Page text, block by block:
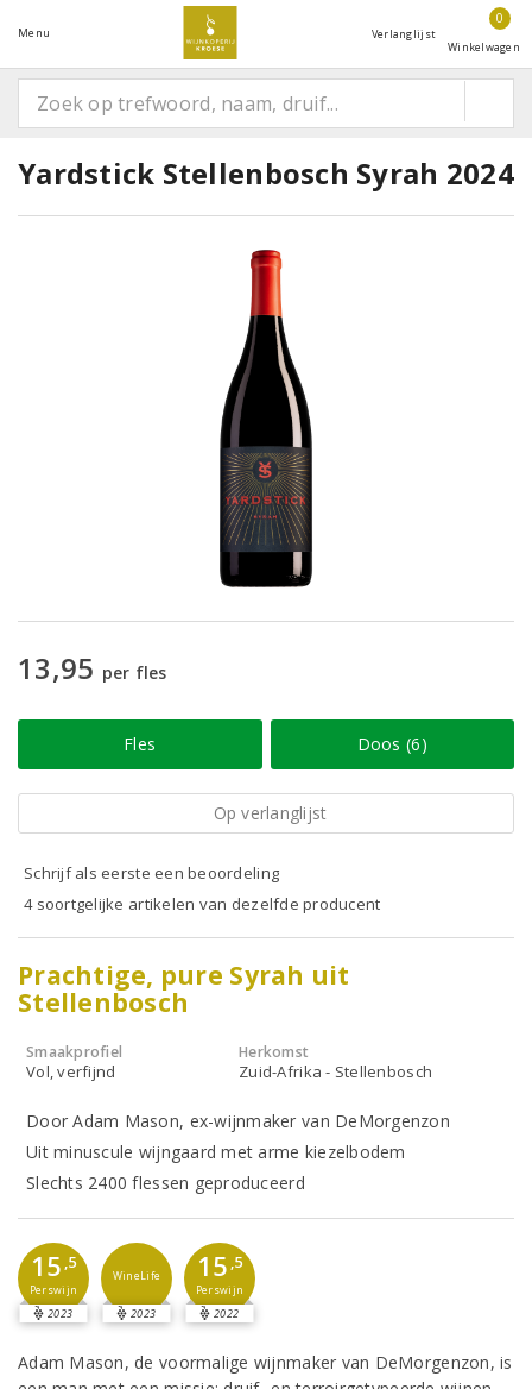
Menu Verlanglijst
0
Winkelwagen
Yardstick Stellenbosch Syrah 2024
13,95 per fles
Fles Doos (6)
Op verlanglijst
Schrijf als eerste een beoordeling
4 soortgelijke artikelen van dezelfde producent
Prachtige, pure Syrah uit
Stellenbosch
Smaakprofiel
Vol, verfijnd
Herkomst
Zuid-Afrika - Stellenbosch
Door Adam Mason, ex-wijnmaker van DeMorgenzon
Uit minuscule wijngaard met arme kiezelbodem
Slechts 2400 flessen geproduceerd
15 ,5
Perswijn
2023
WineLife
2023
15 ,5
Perswijn
2022
Adam Mason, de voormalige wijnmaker van DeMorgenzon, is